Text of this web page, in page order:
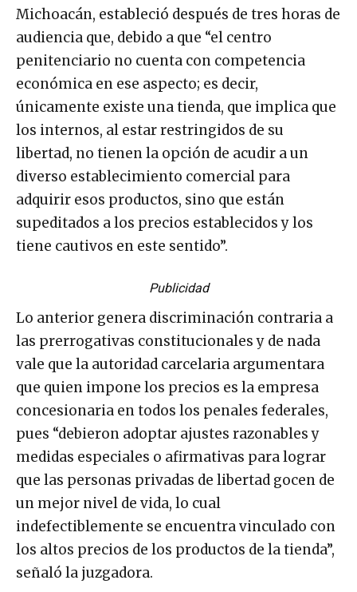
Michoacán, estableció después de tres horas de
audiencia que, debido a que “el centro
penitenciario no cuenta con competencia
económica en ese aspecto; es decir,
únicamente existe una tienda, que implica que
los internos, al estar restringidos de su
libertad, no tienen la opción de acudir a un
diverso establecimiento comercial para
adquirir esos productos, sino que están
supeditados a los precios establecidos y los
tiene cautivos en este sentido”.
Publicidad
Lo anterior genera discriminación contraria a
las prerrogativas constitucionales y de nada
vale que la autoridad carcelaria argumentara
que quien impone los precios es la empresa
concesionaria en todos los penales federales,
pues “debieron adoptar ajustes razonables y
medidas especiales o afirmativas para lograr
que las personas privadas de libertad gocen de
un mejor nivel de vida, lo cual
indefectiblemente se encuentra vinculado con
los altos precios de los productos de la tienda”,
señaló la juzgadora.